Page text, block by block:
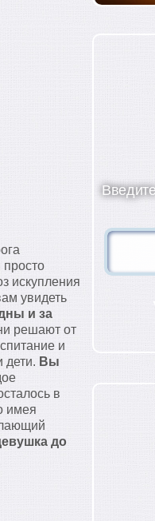
искупления
увидеть
и за
решают от
и
дети. Вы
в
имея
до